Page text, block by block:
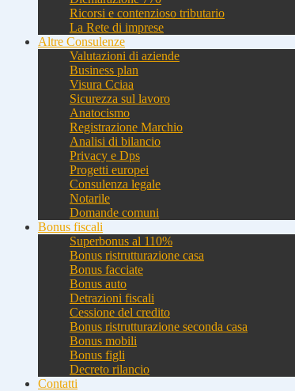
Ricorsi e contenzioso tributario
La Rete di imprese
Altre Consulenze
Valutazioni di aziende
Business plan
Visura Cciaa
Sicurezza sul lavoro
Anatocismo
Registrazione Marchio
Analisi di bilancio
Privacy e Dps
Progetti europei
Consulenza legale
Notarile
Domande comuni
Bonus fiscali
Superbonus al 110%
Bonus ristrutturazione casa
Bonus facciate
Bonus auto
Detrazioni fiscali
Cessione del credito
Bonus ristrutturazione seconda casa
Bonus mobili
Bonus figli
Decreto rilancio
Contatti